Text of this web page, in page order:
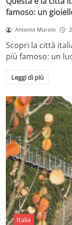
famoso: un
Antonio Murolo
Scopri la città
più famoso: un
Leggi di più
Italia